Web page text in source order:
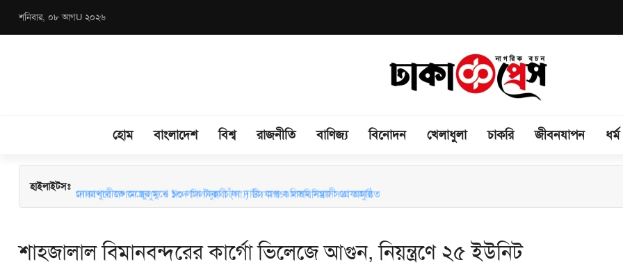
শনিবার, ০৮ আগU ২০২৬
হোম বাংলাদেশ বিশ্ব রাজনীতি বাণিজ্য বিনোদন খেলাধুলা চাকরি জীবনযাপন ধর্ম
হাইলাইটসঃ
নোয়াখালীতে অস্ত্রের মুখে ১০ লাখ টাকা চাঁদা দাবি: অস্ত্র-গুলিসহ সন্ত্রাসী গ্রেফতার
মাধবপুরে জশনে জুলুস ও ঈদে মিলাদুন্নবী (সা.) উদযাপনে মতবিনিময় সভা অনুষ্ঠিত
শাহজালাল বিমানবন্দরের কার্গো ভিলেজে আগুন, নিয়ন্ত্রণে ২৫ ইউনিট